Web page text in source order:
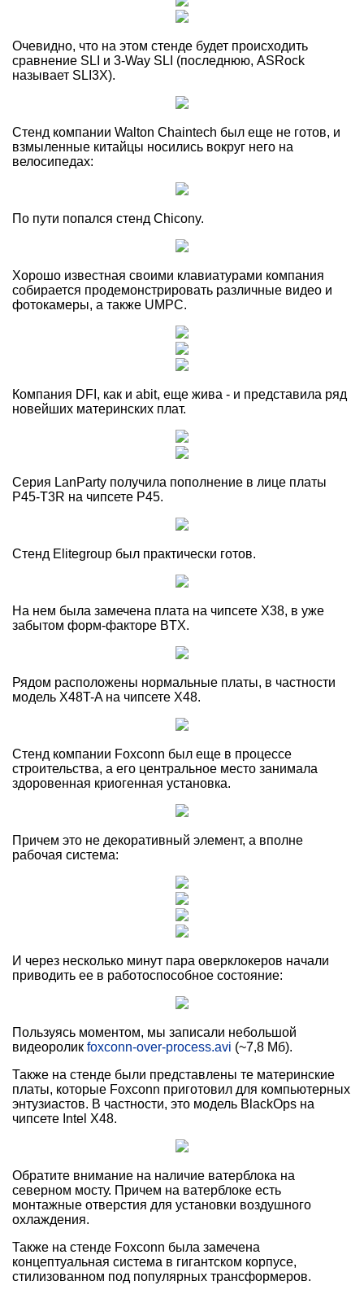
Очевидно, что на этом стенде будет происходить
сравнение SLI и 3-Way SLI (последнюю, ASRock
называет SLI3X).
Стенд компании Walton Chaintech был еще не готов, и
взмыленные китайцы носились вокруг него на
велосипедах:
По пути попался стенд Chicony.
Хорошо известная своими клавиатурами компания
собирается продемонстрировать различные видео и
фотокамеры, а также UMPC.
Компания DFI, как и abit, еще жива - и представила ряд
новейших материнских плат.
Серия LanParty получила пополнение в лице платы
P45-T3R на чипсете P45.
Стенд Elitegroup был практически готов.
На нем была замечена плата на чипсете X38, в уже
забытом форм-факторе BTX.
Рядом расположены нормальные платы, в частности
модель X48T-A на чипсете X48.
Стенд компании Foxconn был еще в процессе
строительства, а его центральное место занимала
здоровенная криогенная установка.
Причем это не декоративный элемент, а вполне
рабочая система:
И через несколько минут пара оверклокеров начали
приводить ее в работоспособное состояние:
Пользуясь моментом, мы записали небольшой
видеоролик foxconn-over-process.avi (~7,8 Мб).
Также на стенде были представлены те материнские
платы, которые Foxconn приготовил для компьютерных
энтузиастов. В частности, это модель BlackOps на
чипсете Intel X48.
Обратите внимание на наличие ватерблока на
северном мосту. Причем на ватерблоке есть
монтажные отверстия для установки воздушного
охлаждения.
Также на стенде Foxconn была замечена
концептуальная система в гигантском корпусе,
стилизованном под популярных трансформеров.